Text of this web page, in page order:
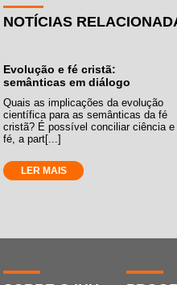
NOTÍCIAS
Evolução e fé cristã:
semânticas em diálogo
Quais as implicações da evolução
científica para as semânticas da fé
cristã? É possível conciliar ciência e
fé, a part[...]
LER MAIS